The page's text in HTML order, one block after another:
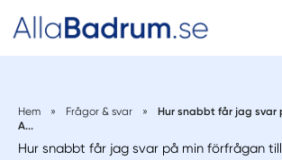
Hem » Frågor & svar »
Hur snabbt får jag svar
A...
Hur snabbt får jag svar på min förfrågan